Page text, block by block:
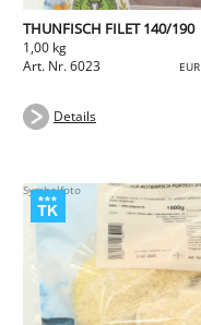
THUNFISCH FILET 140/190
1,00 kg
Art. Nr. 6023
EUR
Details